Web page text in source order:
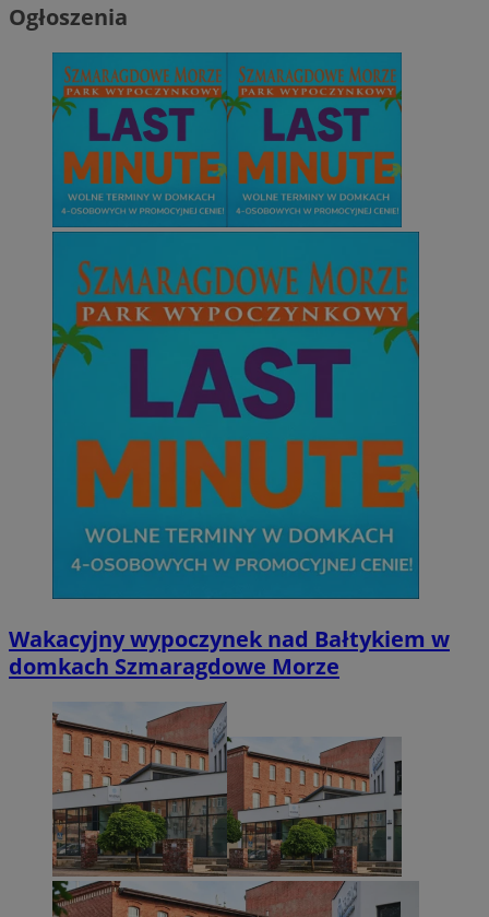
Ogłoszenia
Wakacyjny wypoczynek nad Bałtykiem w
domkach Szmaragdowe Morze